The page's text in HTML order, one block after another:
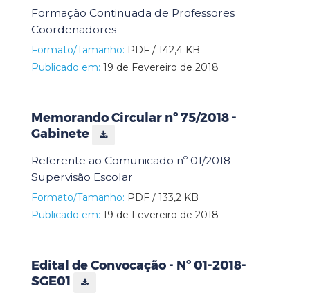
Formação Continuada de Professores
Coordenadores
Formato/Tamanho: PDF / 142,4 KB
Publicado em: 19 de Fevereiro de 2018
Memorando Circular nº 75/2018 -
Gabinete
Referente ao Comunicado nº 01/2018 -
Supervisão Escolar
Formato/Tamanho: PDF / 133,2 KB
Publicado em: 19 de Fevereiro de 2018
Edital de Convocação - Nº 01-2018-
SGE01